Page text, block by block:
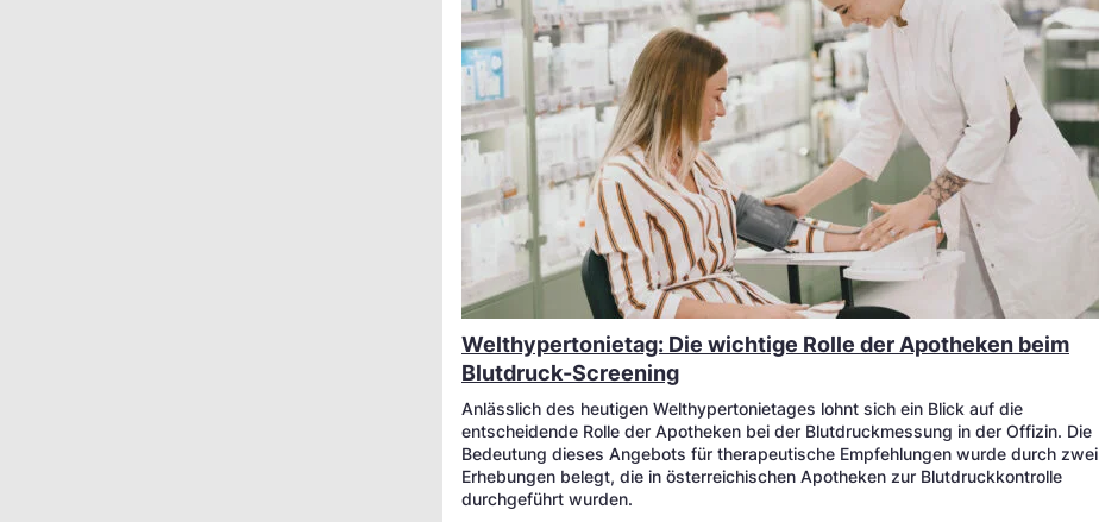
Welthypertonietag: Die wichtige Rolle der Apotheken beim
Blutdruck-Screening
Anlässlich des heutigen Welthypertonietages lohnt sich ein Blick auf die
entscheidende Rolle der Apotheken bei der Blutdruckmessung in der Offizin. Die
Bedeutung dieses Angebots für therapeutische Empfehlungen wurde durch zwei
Erhebungen belegt, die in österreichischen Apotheken zur Blutdruckkontrolle
durchgeführt wurden.